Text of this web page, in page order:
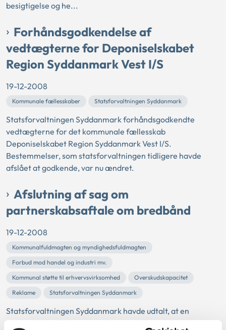
besigtigelse og he...
Forhåndsgodkendelse af
vedtægterne for Deponiselskabet
Region Syddanmark Vest I/S
19-12-2008
Kommunale fællesskaber Statsforvaltningen Syddanmark
Statsforvaltningen Syddanmark forhåndsgodkendte
vedtægterne for det kommunale fællesskab
Deponiselskabet Region Syddanmark Vest I/S.
Bestemmelser, som statsforvaltningen tidligere havde
afslået at godkende, var nu ændret.
Afslutning af sag om
partnerskabsaftale om bredbånd
19-12-2008
Kommunalfuldmagten og myndighedsfuldmagten
Forbud mod handel og industri mv.
Kommunal støtte til erhvervsvirksomhed
Overskudskapacitet
Reklame
Statsforvaltningen Syddanmark
Statsforvaltningen Syddanmark havde udtalt, at en
partnerskabsaftale, som Aabenraa Kommune havde